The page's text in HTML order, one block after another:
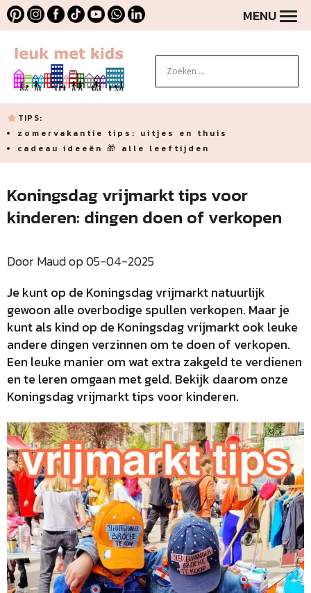
MENU
TIPS:
zomervakantie tips: uitjes en thuis
cadeau ideeën 🎁 alle leeftijden
Koningsdag vrijmarkt tips voor
kinderen: dingen doen of verkopen
Door Maud op 05-04-2025
Je kunt op de Koningsdag vrijmarkt natuurlijk
gewoon alle overbodige spullen verkopen. Maar je
kunt als kind op de Koningsdag vrijmarkt ook leuke
andere dingen verzinnen om te doen of verkopen.
Een leuke manier om wat extra zakgeld te verdienen
en te leren omgaan met geld. Bekijk daarom onze
Koningsdag vrijmarkt tips voor kinderen.